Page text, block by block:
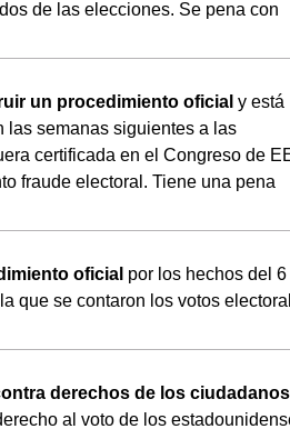
de las elecciones. Se pena con
un procedimiento oficial y está
las semanas siguientes a las
certificada en el Congreso de
fraude electoral. Tiene una pena
oficial por los hechos del
que se contaron los votos
derechos de los ciudadanos
al voto de los